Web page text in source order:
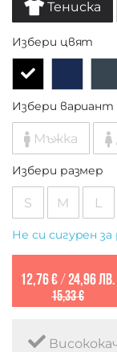
Тениска
Избери цвят
Избери вариант
Мъжка
Избери размер
S M L
Не си сигурен за
12,76 €/ 24,96 лв.
15,33 €